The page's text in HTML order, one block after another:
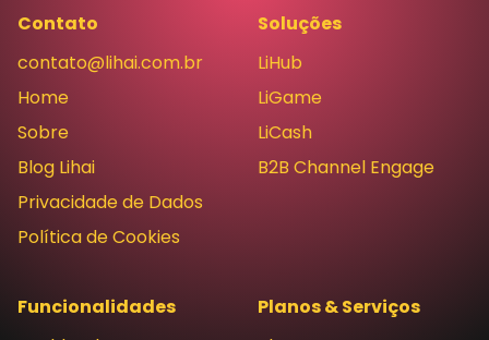
Contato
contato@lihai.com.br
Home
Sobre
Blog Lihai
Privacidade de Dados
Política de Cookies
Soluções
LiHub
LiGame
LiCash
B2B Channel Engage
Funcionalidades
Planos & Serviços